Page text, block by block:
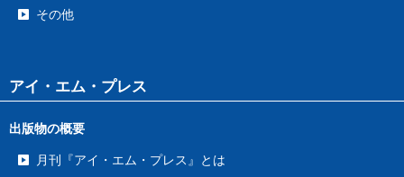
その他
アイ・エム・プレス
出版物の概要
月刊『アイ・エム・プレス』とは